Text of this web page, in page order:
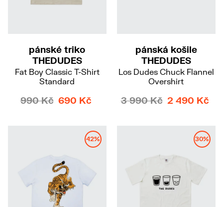
pánské triko
THEDUDES
Fat Boy Classic T-Shirt
Standard
990 Kč 690 Kč
pánská košile
THEDUDES
Los Dudes Chuck Flannel
Overshirt
3 990 Kč 2 490 Kč
42% 30%